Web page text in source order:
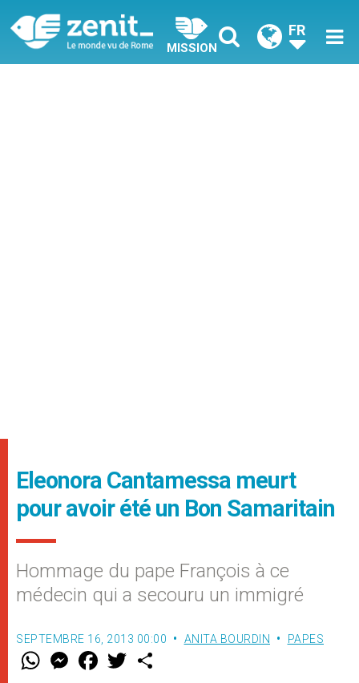
MISSION
FR
Eleonora Cantamessa meurt
pour avoir été un Bon Samaritain
Hommage du pape François à ce
médecin qui a secouru un immigré
SEPTEMBRE 16, 2013 00:00 ANITA BOURDIN PAPES
W M
e
F
a w